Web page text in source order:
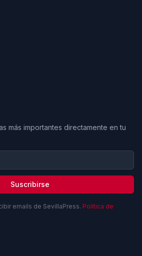
más importantes directamente en tu
Suscribirse
emails de SevillaPress. Política de